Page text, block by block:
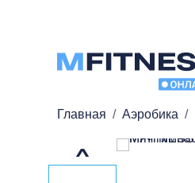
Главная Аэробика